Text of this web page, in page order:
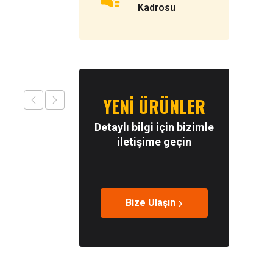
Kadrosu
YENİ ÜRÜNLER
Detaylı bilgi için bizimle
iletişime geçin
Bize Ulaşın